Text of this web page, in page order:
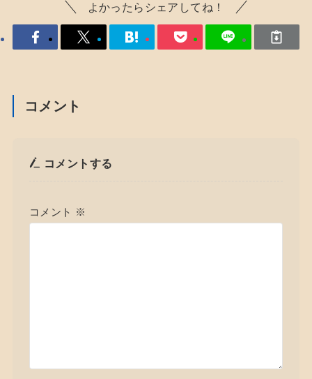
よかったらシェアしてね！
コメント
コメントする
コメント ※